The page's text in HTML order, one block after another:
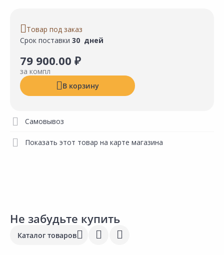
Товар под заказ
Срок поставки 30 дней
79 900.00 ₽
за компл
В корзину
Самовывоз
Показать этот товар на карте магазина
Не забудьте купить
Каталог товаров